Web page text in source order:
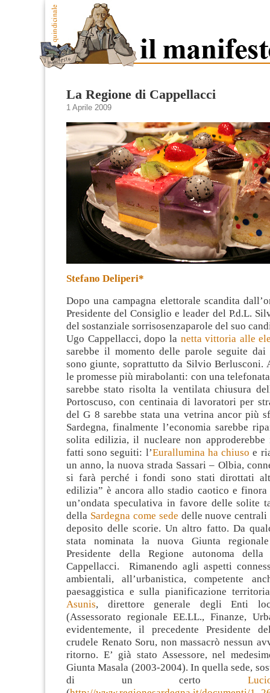
La Regione di Cappellacci
1 Aprile 2009
Stefano Deliperi*
Dopo una campagna elettorale scandita
Presidente del Consiglio e leader del P.d.L.
del sostanziale sorrisosenzaparole del suo
Ugo Cappellacci, dopo la netta vittoria alle
sarebbe il momentodelle parole seguite
sono giunte, soprattutto da Silvio Berlusconi.
le promesse più mirabolanti: con una
sarebbe stato risolta la ventilata chiusura
Portoscuso, con centinaia di lavoratori per
del G 8 sarebbe stata una vetrina ancor più
Sardegna, finalmente l’economia sarebbe
solita edilizia, il nucleare non
fatti sono seguiti: l’Eurallumina ha chiuso e
un anno, la nuova strada Sassari – Olbia,
si farà perché i fondi sono stati dirottati
edilizia” è ancora allo stadio caotico e finora
un’ondata speculativa in favore delle solite
della Sardegna come sede delle nuove
deposito delle scorie. Un altro fatto. Da
stata nominata la nuova Giunta
Presidente della Regione autonoma della
Cappellacci. Rimanendo agli aspetti
ambientali, all’urbanistica, competente
paesaggistica e sulla pianificazione
Asunis, direttore generale degli Enti
(Assessorato regionale EE.LL., Finanze,
evidentemente, il precedente Presidente
crudele Renato Soru, non massacrò nessun
ritorno. E’ già stato Assessore, nel
Giunta Masala (2003-2004). In quella sede,
di un certo